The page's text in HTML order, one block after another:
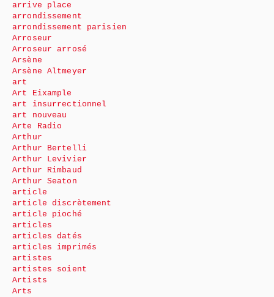
arrive place
arrondissement
arrondissement parisien
Arroseur
Arroseur arrosé
Arsène
Arsène Altmeyer
art
Art Eixample
art insurrectionnel
art nouveau
Arte Radio
Arthur
Arthur Bertelli
Arthur Levivier
Arthur Rimbaud
Arthur Seaton
article
article discrètement
article pioché
articles
articles datés
articles imprimés
artistes
artistes soient
Artists
Arts